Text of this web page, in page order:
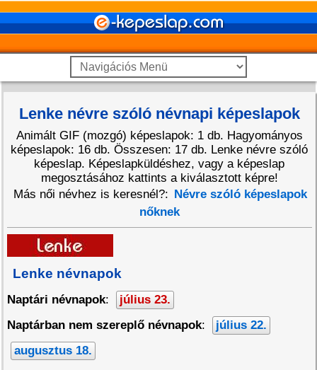
Lenke névre szóló névnapi képeslapok
Animált GIF (mozgó) képeslapok: 1 db. Hagyományos
képeslapok: 16 db. Összesen: 17 db. Lenke névre szóló
képeslap. Képeslapküldéshez, vagy a képeslap
megosztásához kattints a kiválasztott képre!
Más női névhez is keresnél?: Névre szóló képeslapok
nőknek
Lenke névnapok
Naptári névnapok:
július 23.
Naptárban nem szereplő névnapok:
július 22.
augusztus 18.